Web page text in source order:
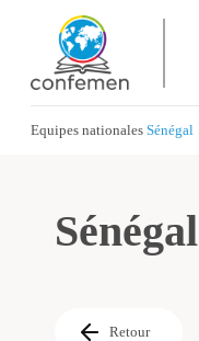
Equipes nationales Sénégal
Sénégal
Retour